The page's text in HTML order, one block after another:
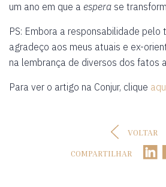
um ano em que a espera se
PS: Embora a responsabilidade pelo
agradeço aos meus atuais e ex-
na lembrança de diversos dos fatos
Para ver o artigo na Conjur, clique
VOLTAR
COMPARTILHAR